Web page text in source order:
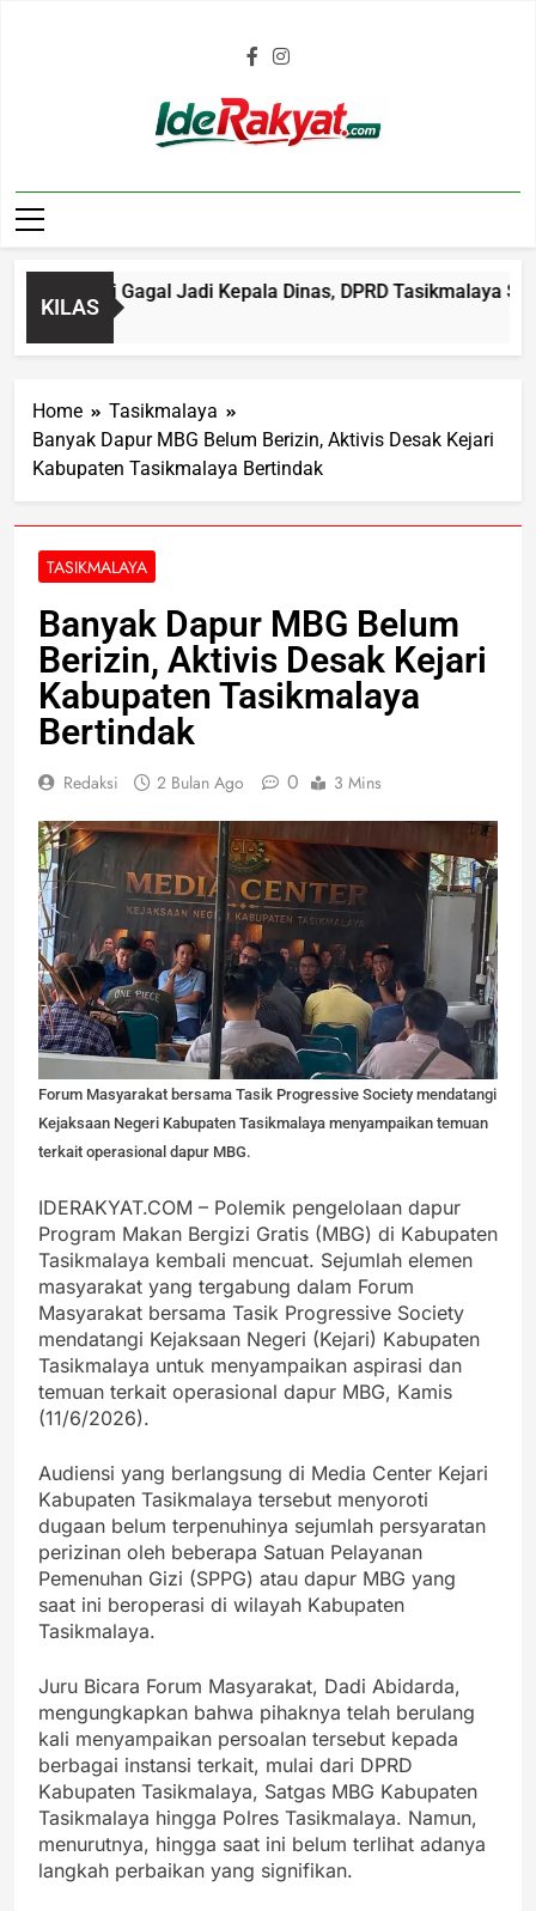
Iderakyat.com
KILAS
Gagal Jadi Kepala Dinas, DPRD Tasikmalaya Soroti
Home
Tasikmalaya
Banyak Dapur MBG Belum Berizin, Aktivis Desak Kejari
Kabupaten Tasikmalaya Bertindak
TASIKMALAYA
Banyak Dapur MBG Belum
Berizin, Aktivis Desak Kejari
Kabupaten Tasikmalaya
Bertindak
Redaksi 2 Bulan Ago 0 3 Mins
Forum Masyarakat bersama Tasik Progressive Society mendatangi
Kejaksaan Negeri Kabupaten Tasikmalaya menyampaikan temuan
terkait operasional dapur MBG.
IDERAKYAT.COM – Polemik pengelolaan dapur
Program Makan Bergizi Gratis (MBG) di Kabupaten
Tasikmalaya kembali mencuat. Sejumlah elemen
masyarakat yang tergabung dalam Forum
Masyarakat bersama Tasik Progressive Society
mendatangi Kejaksaan Negeri (Kejari) Kabupaten
Tasikmalaya untuk menyampaikan aspirasi dan
temuan terkait operasional dapur MBG, Kamis
(11/6/2026).
Audiensi yang berlangsung di Media Center Kejari
Kabupaten Tasikmalaya tersebut menyoroti
dugaan belum terpenuhinya sejumlah persyaratan
perizinan oleh beberapa Satuan Pelayanan
Pemenuhan Gizi (SPPG) atau dapur MBG yang
saat ini beroperasi di wilayah Kabupaten
Tasikmalaya.
Juru Bicara Forum Masyarakat, Dadi Abidarda,
mengungkapkan bahwa pihaknya telah berulang
kali menyampaikan persoalan tersebut kepada
berbagai instansi terkait, mulai dari DPRD
Kabupaten Tasikmalaya, Satgas MBG Kabupaten
Tasikmalaya hingga Polres Tasikmalaya. Namun,
menurutnya, hingga saat ini belum terlihat adanya
langkah perbaikan yang signifikan.